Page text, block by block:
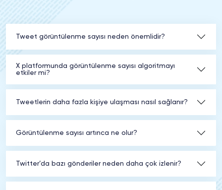
Tweet görüntülenme sayısı neden önemlidir?
X platformunda görüntülenme sayısı algoritmayı
etkiler mi?
Tweetlerin daha fazla kişiye ulaşması nasıl sağlanır?
Görüntülenme sayısı artınca ne olur?
Twitter’da bazı gönderiler neden daha çok izlenir?